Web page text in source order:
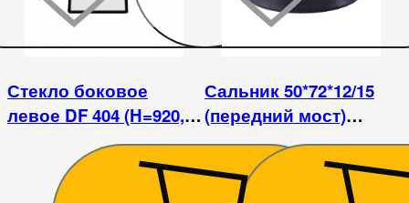
Стекло боковое
левое DF 404 (H=920,
Сальник 50*72*12/15
(передний мост)
DongFeng